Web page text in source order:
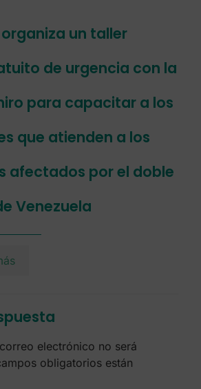
un taller
de urgencia con la
para capacitar a los
que atienden a los
afectados por el doble
Venezuela
electrónico no será
obligatorios están